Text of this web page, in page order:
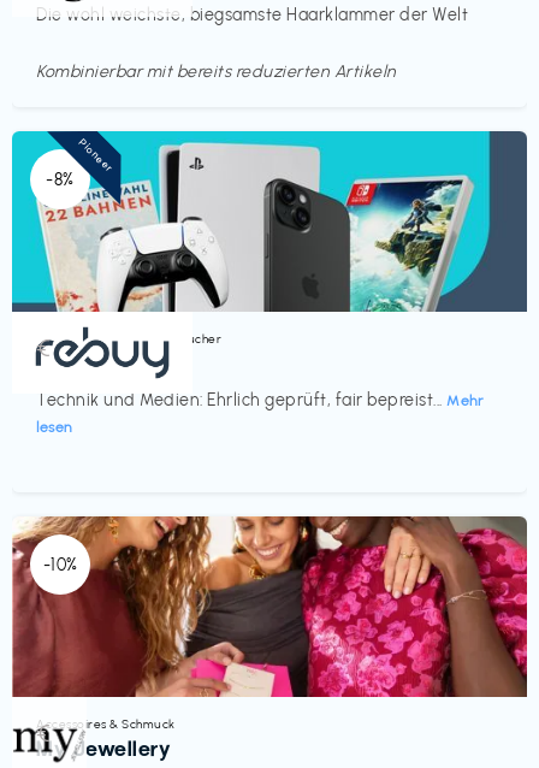
Die wohl weichste, biegsamste Haarklammer der Welt
Kombinierbar mit bereits reduzierten Artikeln
-8%
Bücher, Magazine & Hörbücher
rebuy
Technik und Medien: Ehrlich geprüft, fair bepreist... Mehr
lesen
€‎
Pioneer
-10%
Accessoires & Schmuck
My Jewellery
€‎